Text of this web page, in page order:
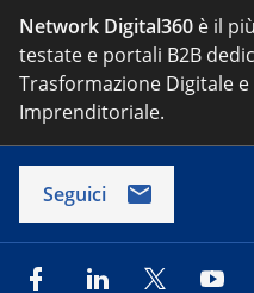
Network Digital360 è il
testate e portali B2B
Trasformazione Digitale
Imprenditoriale.
Seguici